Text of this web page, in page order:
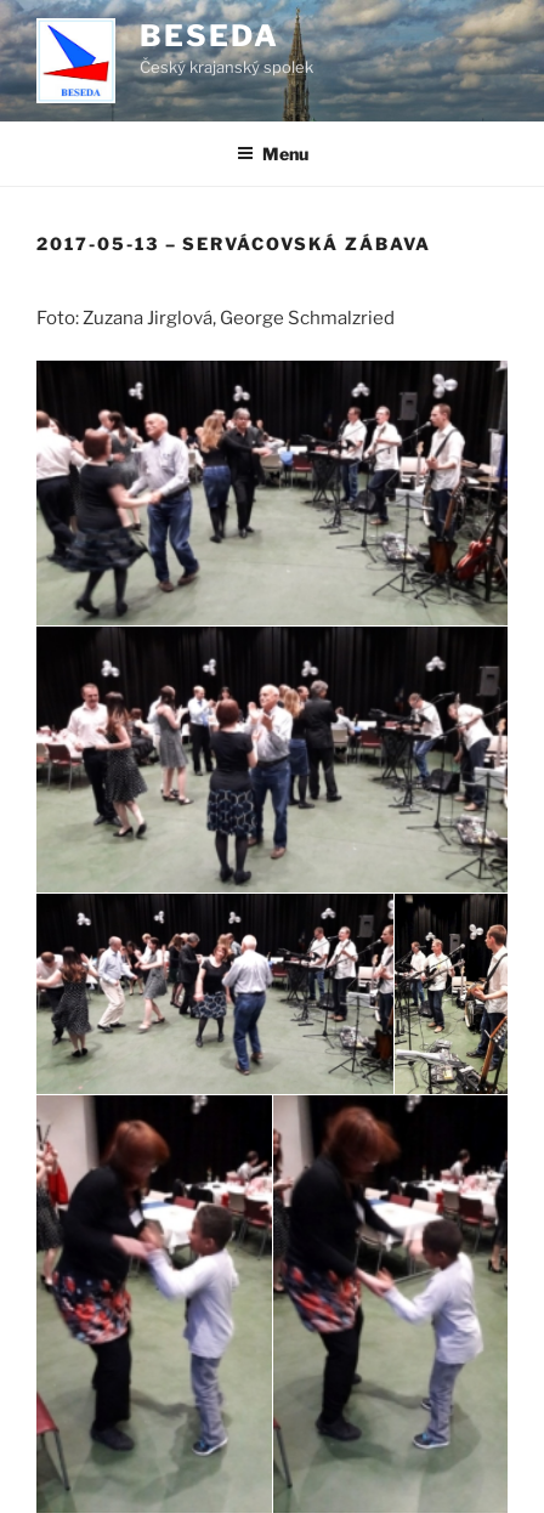
Přejít
k
obsahu
webu
BESEDA
Český krajanský spolek
Menu
2017-05-13 – SERVÁCOVSKÁ ZÁBAVA
Foto: Zuzana Jirglová, George Schmalzried